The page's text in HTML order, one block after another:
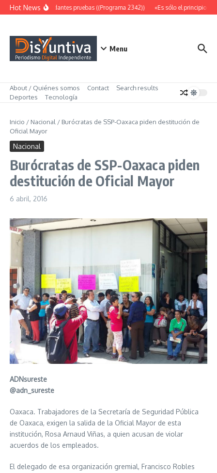
Saltar al contenido
Hot NewsAbundantes pruebas ((Programa 2342)) «Es sólo el principio»
Menu
About / Quiénes somos Contact
Search results
Deportes
Tecnología
Inicio / Nacional / Burócratas de SSP-Oaxaca piden destitución de
Oficial Mayor
Nacional
Burócratas de SSP-Oaxaca piden
destitución de Oficial Mayor
6 abril, 2016
ADNsureste
@adn_sureste
Oaxaca. Trabajadores de la Secretaría de Seguridad Pública
de Oaxaca, exigen la salida de la Oficial Mayor de esta
institución, Rosa Arnaud Viñas, a quien acusan de violar
acuerdos de los empleados.
El delegado de esa organización gremial, Francisco Robles